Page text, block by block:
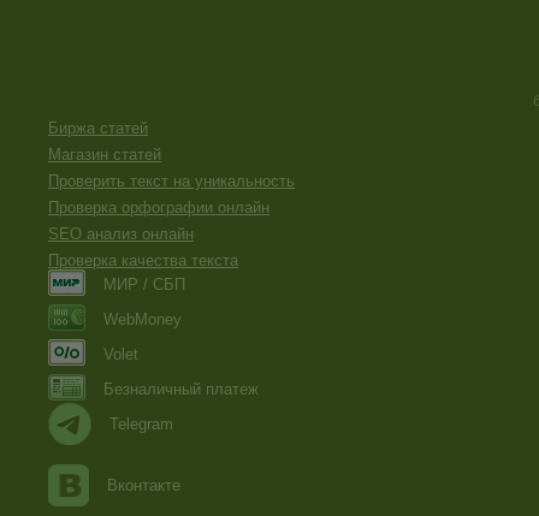
Биржа статей
Магазин статей
Проверить текст на уникальность
Проверка орфографии онлайн
SEO анализ онлайн
Проверка качества текста
МИР / СБП
WebMoney
Volet
Безналичный платеж
Telegram
Вконтакте